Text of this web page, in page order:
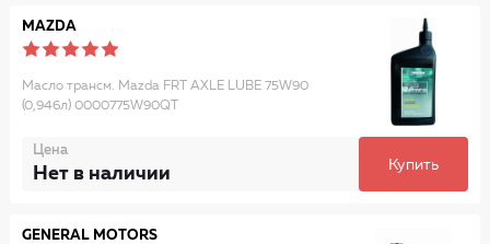
MAZDA
Масло трансм. Mazda FRT AXLE LUBE 75W90
(0,946л) 0000775W90QT
Цена
Нет в наличии Купить
GENERAL MOTORS